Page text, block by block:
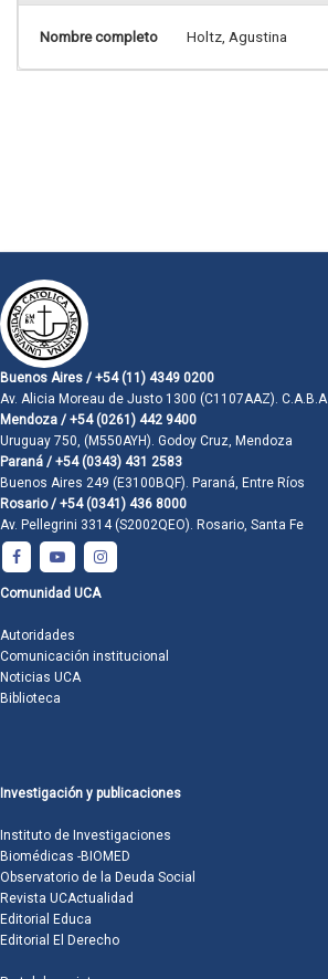
Nombre completo Holtz, Agustina
Buenos Aires / +54 (11) 4349 0200
Av. Alicia Moreau de Justo 1300 (C1107AAZ). C.A.B.A.
Mendoza / +54 (0261) 442 9400
Uruguay 750, (M550AYH). Godoy Cruz, Mendoza
Paraná / +54 (0343) 431 2583
Buenos Aires 249 (E3100BQF). Paraná, Entre Ríos
Rosario / +54 (0341) 436 8000
Av. Pellegrini 3314 (S2002QEO). Rosario, Santa Fe
Comunidad UCA
Autoridades
Comunicación institucional
Noticias UCA
Biblioteca
Investigación y publicaciones
Instituto de Investigaciones
Biomédicas -BIOMED
Observatorio de la Deuda Social
Revista UCActualidad
Editorial Educa
Editorial El Derecho